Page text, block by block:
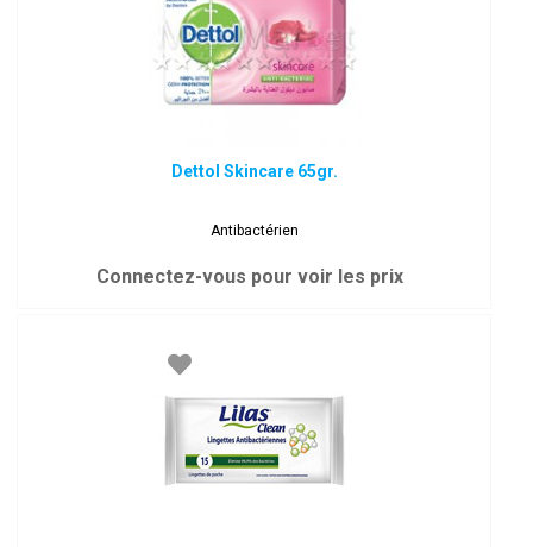
Dettol Skincare 65gr.
Antibactérien
Connectez-vous pour voir les prix